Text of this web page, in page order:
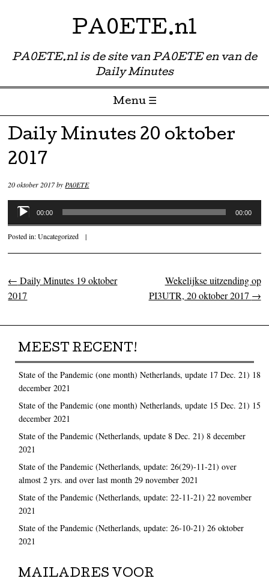
PA0ETE.nl
PA0ETE.nl is de site van PA0ETE en van de
Daily Minutes
Menu ☰
Skip to content
Daily Minutes 20 oktober
2017
20 oktober 2017byPA0ETE
Audiospeler
00:00 00:00
Posted in:Uncategorized |
Post navigation
← Daily Minutes 19 oktober
2017
Wekelijkse uitzending op
PI3UTR, 20 oktober 2017 →
MEEST RECENT!
State of the Pandemic (one month) Netherlands, update 17 Dec. 21) 18
december 2021
State of the Pandemic (one month) Netherlands, update 15 Dec. 21) 15
december 2021
State of the Pandemic (Netherlands, update 8 Dec. 21) 8 december
2021
State of the Pandemic (Netherlands, update: 26(29)-11-21) over
almost 2 yrs. and over last month 29 november 2021
State of the Pandemic (Netherlands, update: 22-11-21) 22 november
2021
State of the Pandemic (Netherlands, update: 26-10-21) 26 oktober
2021
MAILADRES VOOR